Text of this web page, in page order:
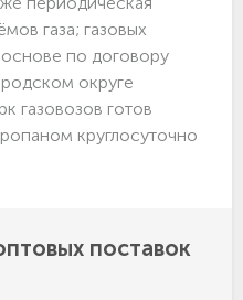
газа; газовых
по договору
округе
газовозов готов
круглосуточно
поставок